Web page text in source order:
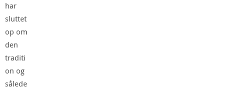
har
sluttet
op om
den
traditi
on og
sålede